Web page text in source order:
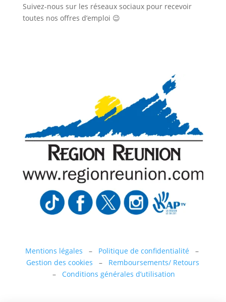
Suivez-nous sur les réseaux sociaux pour recevoir
toutes nos offres d’emploi 😉
Mentions légales – Politique de confidentialité –
Gestion des cookies – Remboursements/ Retours
– Conditions générales d’utilisation